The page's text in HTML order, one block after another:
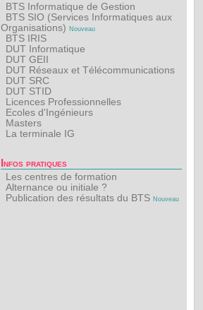
BTS Informatique de Gestion
BTS SIO (Services Informatiques aux
Organisations) Nouveau
BTS IRIS
DUT Informatique
DUT GEII
DUT Réseaux et Télécommunications
DUT SRC
DUT STID
Licences Professionnelles
Ecoles d'Ingénieurs
Masters
La terminale IG
Infos pratiques
Les centres de formation
Alternance ou initiale ?
Publication des résultats du BTS Nouveau